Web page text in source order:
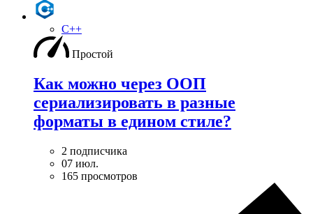
C++
Простой
Как можно через ООП
сериализировать в разные
форматы в едином стиле?
2 подписчика
07 июл.
165 просмотров